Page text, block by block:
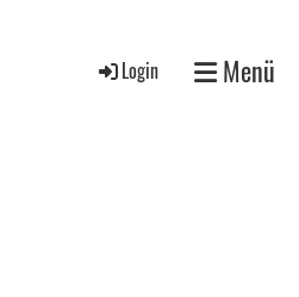
Login Menü